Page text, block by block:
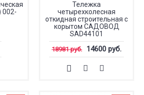
002-
Тележка
четырехколесная
откидная строительная с
корытом САДОВОД
SAD44101
18981 руб. 14600 руб.